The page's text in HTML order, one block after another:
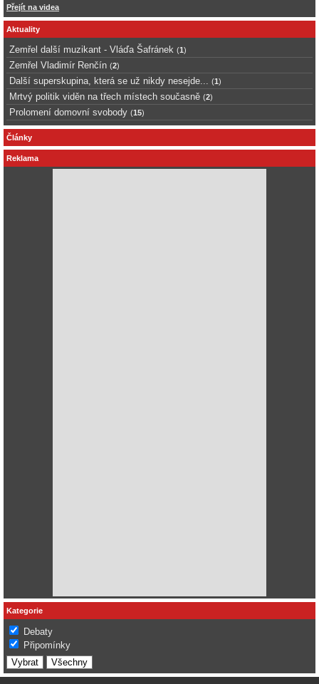
Přejít na videa
Aktuality
Zemřel další muzikant - Vláďa Šafránek (1 )
Zemřel Vladimír Renčín (2)
Další superskupina, která se už nikdy nesejde... (1 )
Mrtvý politik viděn na třech místech současně (2)
Prolomení domovní svobody (15)
Články
Reklama
Kategorie
Debaty
Připomínky